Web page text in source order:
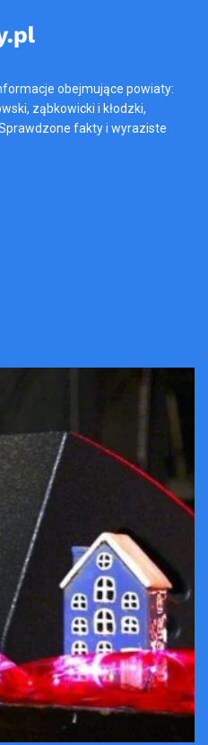
obejmujące powiaty:
ząbkowicki i kłodzki,
fakty i wyraziste